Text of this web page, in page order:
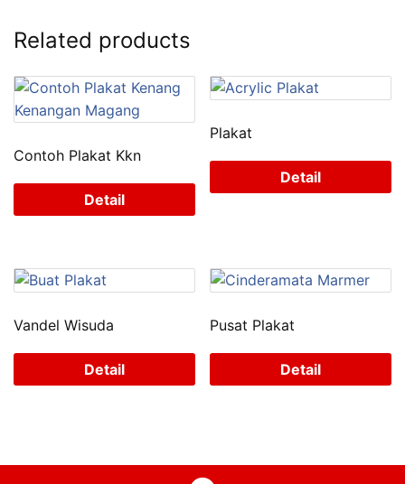
Related products
Contoh Plakat Kkn
Detail
Plakat
Detail
Vandel Wisuda
Detail
Pusat Plakat
Detail